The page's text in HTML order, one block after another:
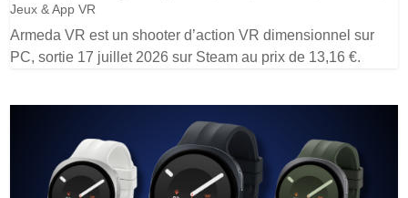
Jeux & App VR
Armeda VR est un shooter d’action VR dimensionnel sur
PC, sortie 17 juillet 2026 sur Steam au prix de 13,16 €.